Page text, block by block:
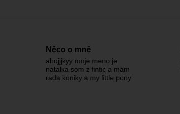
Něco o mně
ahojjjkyy moje meno je
natalka som z fintic a mam
rada koniky a my little pony